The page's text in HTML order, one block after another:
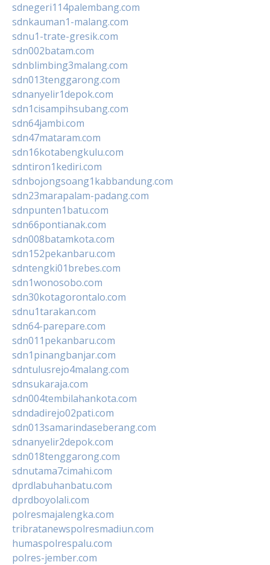
sdnegeri114palembang.com
sdnkauman1-malang.com
sdnu1-trate-gresik.com
sdn002batam.com
sdnblimbing3malang.com
sdn013tenggarong.com
sdnanyelir1depok.com
sdn1cisampihsubang.com
sdn64jambi.com
sdn47mataram.com
sdn16kotabengkulu.com
sdntiron1kediri.com
sdnbojongsoang1kabbandung.com
sdn23marapalam-padang.com
sdnpunten1batu.com
sdn66pontianak.com
sdn008batamkota.com
sdn152pekanbaru.com
sdntengki01brebes.com
sdn1wonosobo.com
sdn30kotagorontalo.com
sdnu1tarakan.com
sdn64-parepare.com
sdn011pekanbaru.com
sdn1pinangbanjar.com
sdntulusrejo4malang.com
sdnsukaraja.com
sdn004tembilahankota.com
sdndadirejo02pati.com
sdn013samarindaseberang.com
sdnanyelir2depok.com
sdn018tenggarong.com
sdnutama7cimahi.com
dprdlabuhanbatu.com
dprdboyolali.com
polresmajalengka.com
tribratanewspolresmadiun.com
humaspolrespalu.com
polres-jember.com